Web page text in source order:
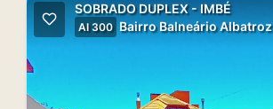
SOBRADO DUPLEX - IMBÉ
AI 300 Bairro Balneário Albatroz